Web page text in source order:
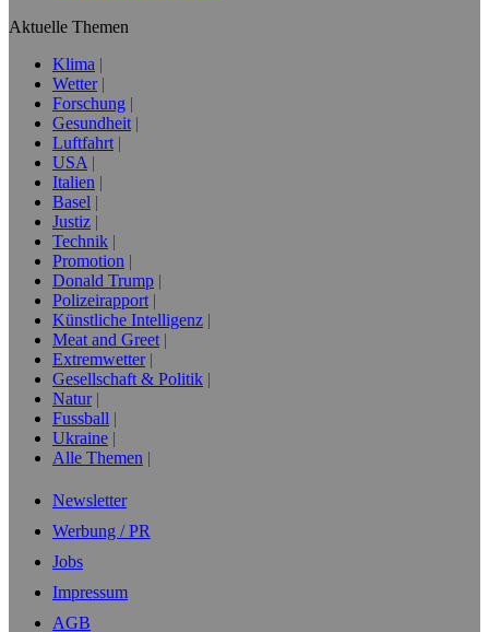
Aktuelle Themen
Klima
Wetter
Forschung
Gesundheit
Luftfahrt
USA
Italien
Basel
Justiz
Technik
Promotion
Donald Trump
Polizeirapport
Künstliche Intelligenz
Meat and Greet
Extremwetter
Gesellschaft & Politik
Natur
Fussball
Ukraine
Alle Themen
Newsletter
Werbung / PR
Jobs
Impressum
AGB